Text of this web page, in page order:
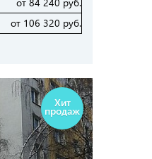
от 106 320 руб.
Хит
продаж